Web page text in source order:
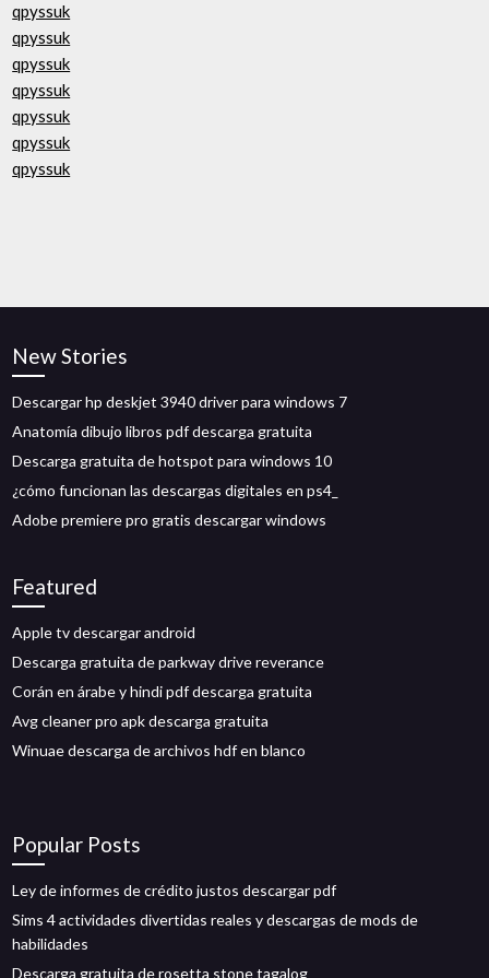
qpyssuk
qpyssuk
qpyssuk
qpyssuk
qpyssuk
qpyssuk
qpyssuk
New Stories
Descargar hp deskjet 3940 driver para windows 7
Anatomía dibujo libros pdf descarga gratuita
Descarga gratuita de hotspot para windows 10
¿cómo funcionan las descargas digitales en ps4_
Adobe premiere pro gratis descargar windows
Featured
Apple tv descargar android
Descarga gratuita de parkway drive reverance
Corán en árabe y hindi pdf descarga gratuita
Avg cleaner pro apk descarga gratuita
Winuae descarga de archivos hdf en blanco
Popular Posts
Ley de informes de crédito justos descargar pdf
Sims 4 actividades divertidas reales y descargas de mods de
habilidades
Descarga gratuita de rosetta stone tagalog